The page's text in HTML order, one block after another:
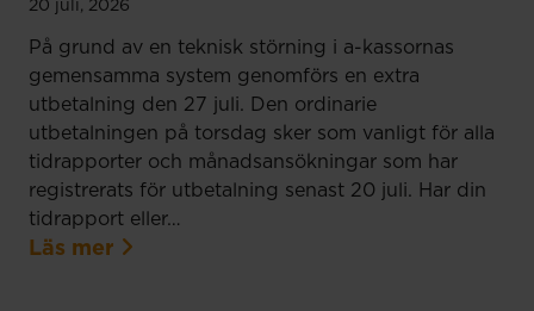
20 juli, 2026
På grund av en teknisk störning i a-kassornas
gemensamma system genomförs en extra
utbetalning den 27 juli. Den ordinarie
utbetalningen på torsdag sker som vanligt för alla
tidrapporter och månadsansökningar som har
registrerats för utbetalning senast 20 juli. Har din
tidrapport eller…
Läs mer